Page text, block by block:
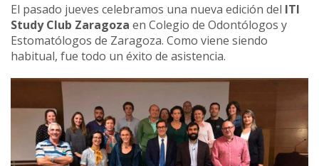
El pasado jueves celebramos una nueva edición del ITI
Study Club Zaragoza en Colegio de Odontólogos y
Estomatólogos de Zaragoza. Como viene siendo
habitual, fue todo un éxito de asistencia.